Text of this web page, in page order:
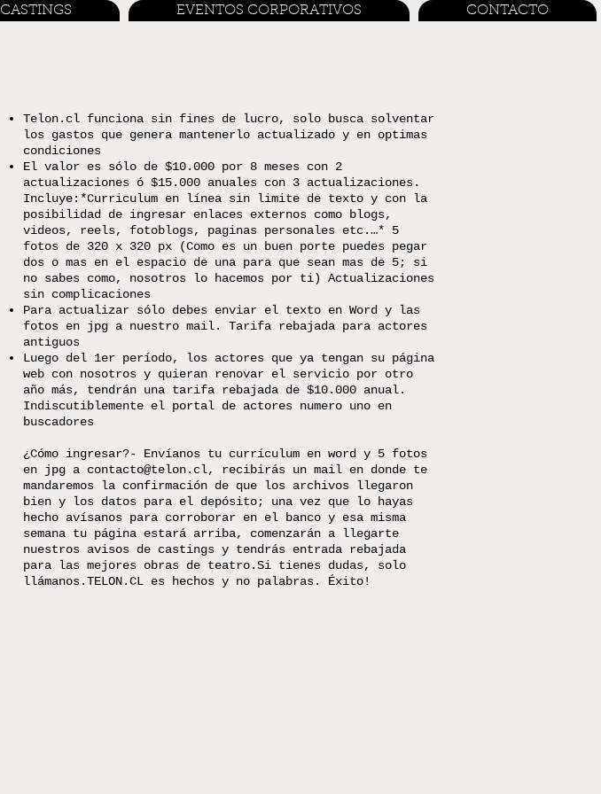
CASTINGS EVENTOS CORPORATIVOS CONTACTO
Telon.cl funciona sin fines de lucro, solo busca solventar
los gastos que genera mantenerlo actualizado y en optimas
condiciones
El valor es sólo de $10.000 por 8 meses con 2
actualizaciones ó $15.000 anuales con 3 actualizaciones.
Incluye:*Curriculum en línea sin limite de texto y con la
posibilidad de ingresar enlaces externos como blogs,
videos, reels, fotoblogs, paginas personales etc.…* 5
fotos de 320 x 320 px (Como es un buen porte puedes pegar
dos o mas en el espacio de una para que sean mas de 5; si
no sabes como, nosotros lo hacemos por ti) Actualizaciones
sin complicaciones
Para actualizar sólo debes enviar el texto en Word y las
fotos en jpg a nuestro mail. Tarifa rebajada para actores
antiguos
Luego del 1er período, los actores que ya tengan su página
web con nosotros y quieran renovar el servicio por otro
año más, tendrán una tarifa rebajada de $10.000 anual.
Indiscutiblemente el portal de actores numero uno en
buscadores
¿Cómo ingresar?- Envíanos tu currículum en word y 5 fotos
en jpg a contacto@telon.cl, recibirás un mail en donde te
mandaremos la confirmación de que los archivos llegaron
bien y los datos para el depósito; una vez que lo hayas
hecho avísanos para corroborar en el banco y esa misma
semana tu página estará arriba, comenzarán a llegarte
nuestros avisos de castings y tendrás entrada rebajada
para las mejores obras de teatro.Si tienes dudas, solo
llámanos.TELON.CL es hechos y no palabras. Éxito!